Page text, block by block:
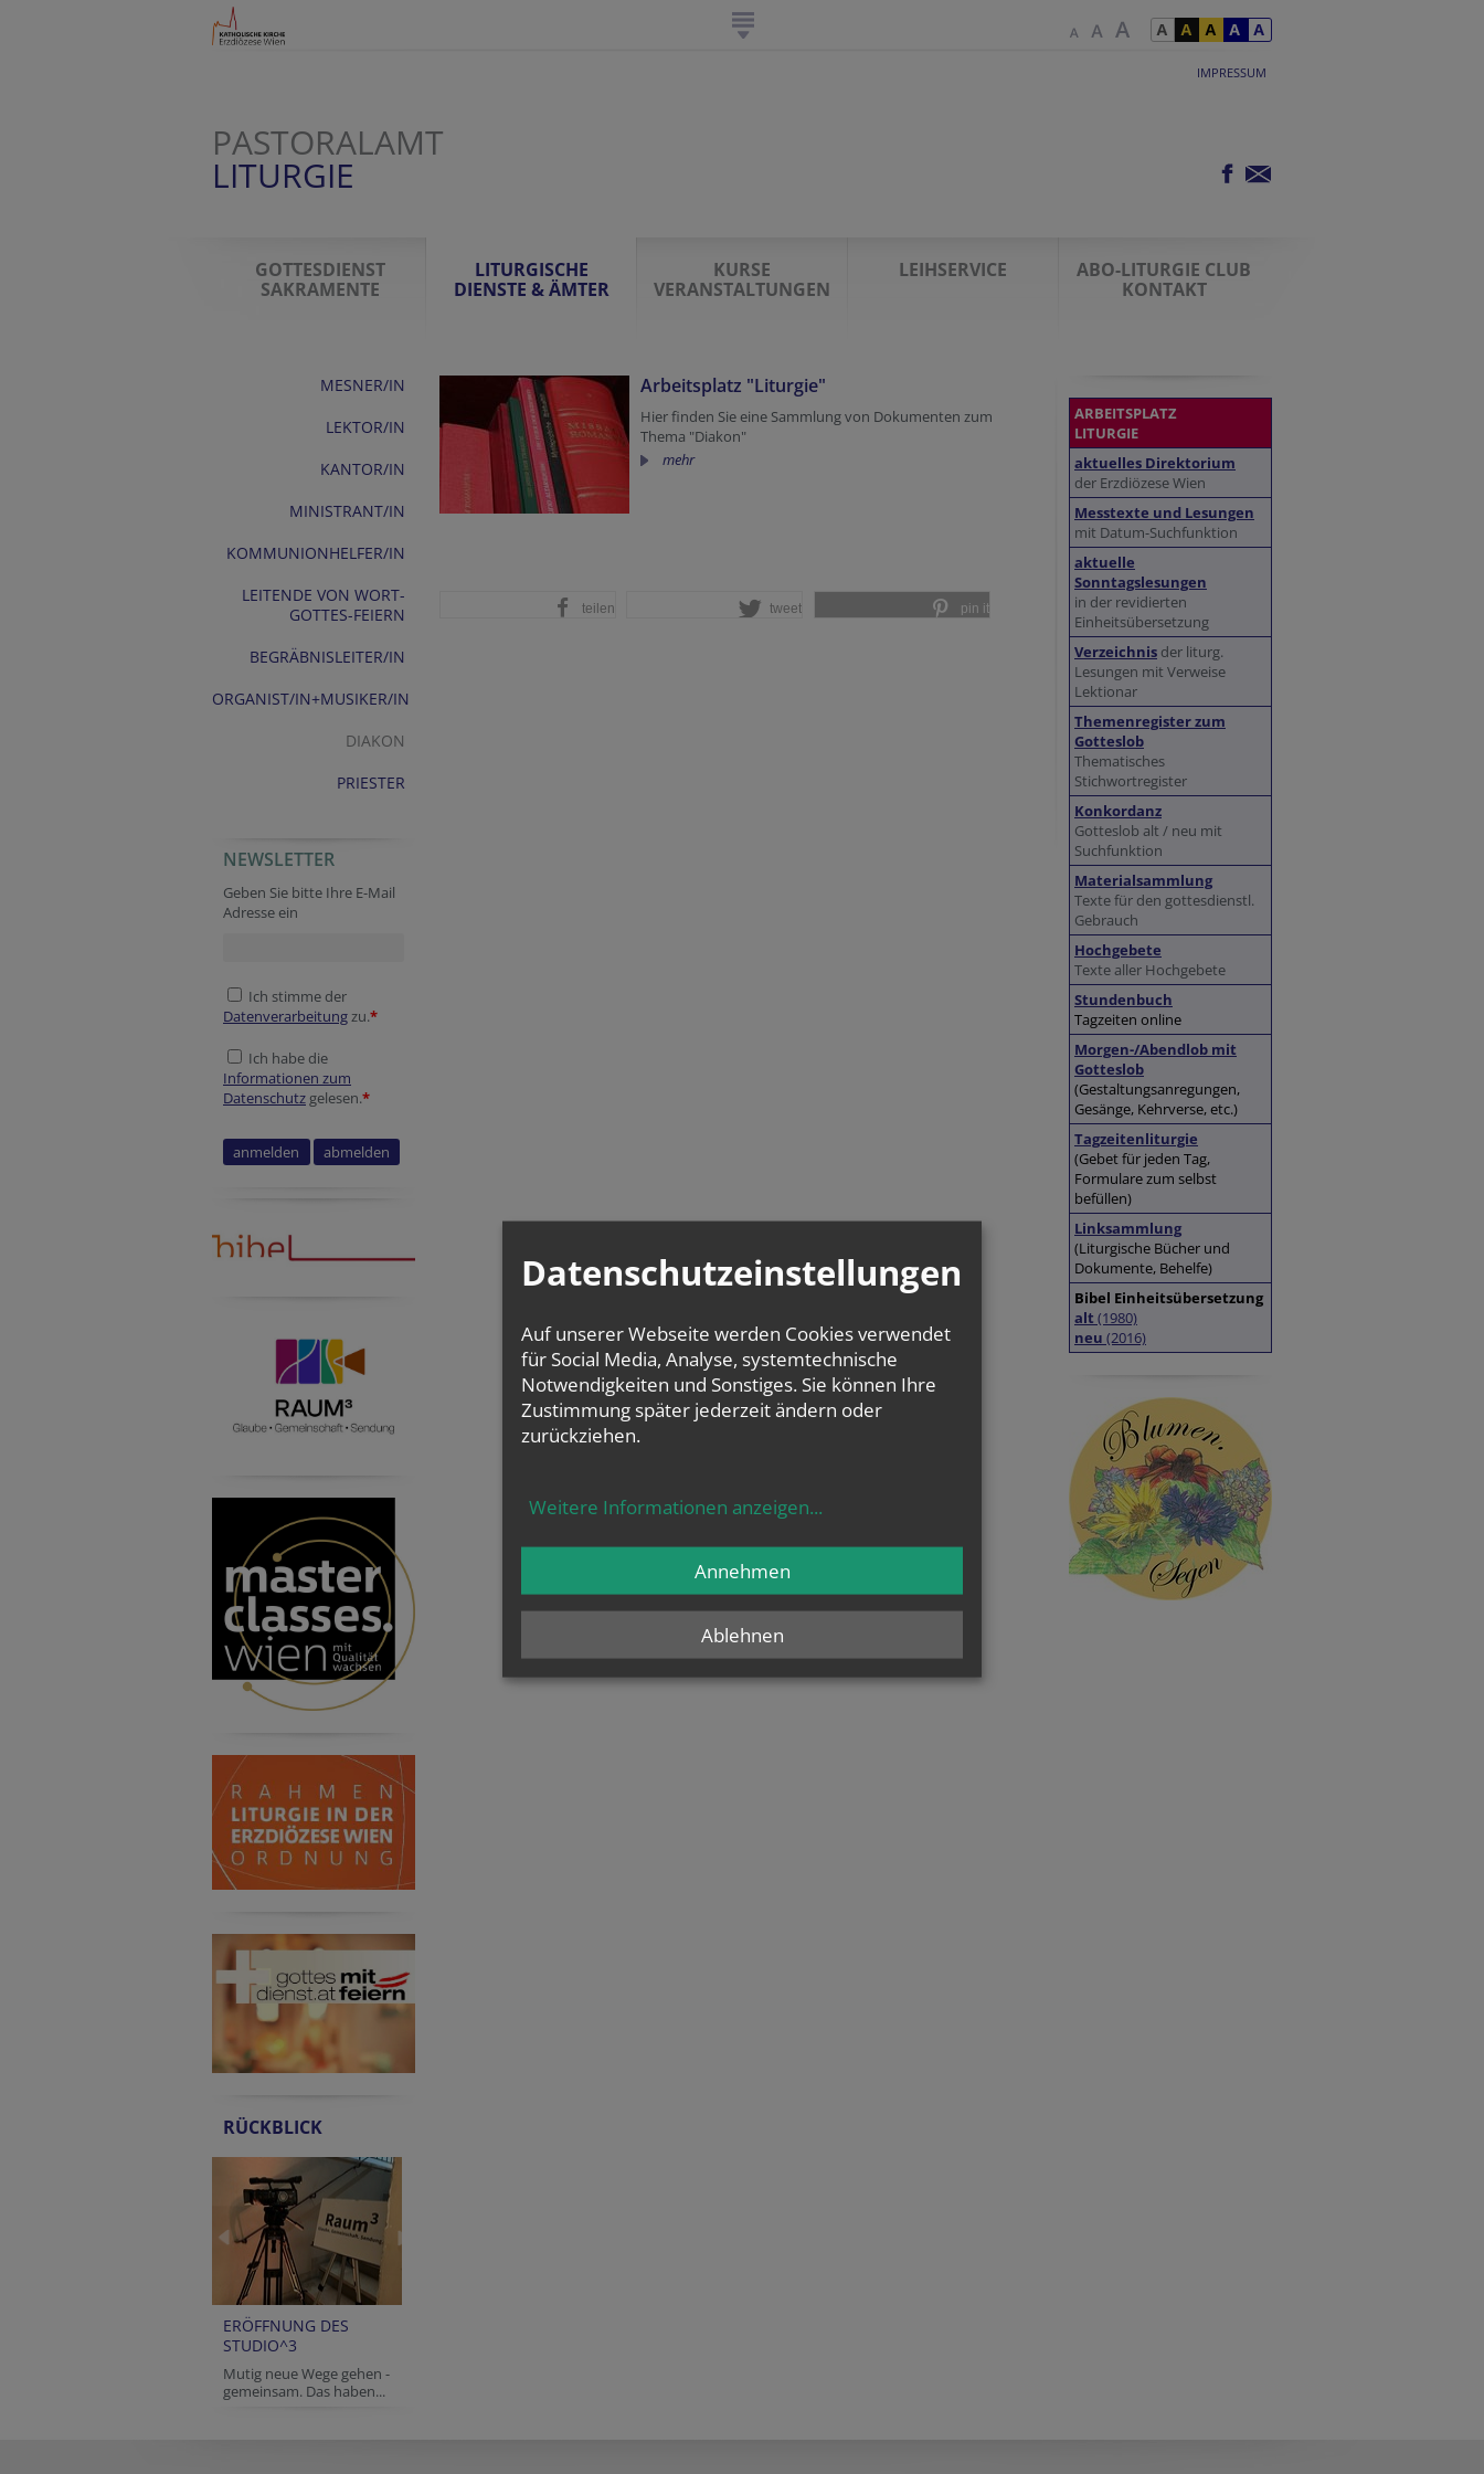
IMPRESSUM
PASTORALAMT
LITURGIE
GOTTESDIENST
SAKRAMENTE
LITURGISCHE
DIENSTE & ÄMTER
KURSE
VERANSTALTUNGEN
LEIHSERVICE
ABO-LITURGIE CLUB
KONTAKT
MESNER/IN
LEKTOR/IN
KANTOR/IN
MINISTRANT/IN
KOMMUNIONHELFER/IN
LEITENDE VON WORT-
GOTTES-FEIERN
BEGRÄBNISLEITER/IN
ORGANIST/IN+MUSIKER/IN
DIAKON
PRIESTER
NEWSLETTER
Geben Sie bitte Ihre E-Mail
Adresse ein
Ich stimme der
Datenverarbeitungzu.*
Ich habe die
Informationen zum
Datenschutz gelesen.*
RÜCKBLICK
ERÖFFNUNG DES
STUDIO^3
Mutig neue Wege gehen -
gemeinsam. Das haben...
Arbeitsplatz "Liturgie"
Hier finden Sie eine Sammlung von Dokumenten zum
Thema "Diakon"
mehr
teilen tweet pin it
ARBEITSPLATZ
LITURGIE
aktuelles Direktorium
der Erzdiözese Wien
Messtexte und Lesungen
mit Datum-Suchfunktion
aktuelle
Sonntagslesungen
in der revidierten
Einheitsübersetzung
Verzeichnis der liturg.
Lesungen mit Verweise
Lektionar
Themenregister zum
Gotteslob
Thematisches
Stichwortregister
Konkordanz
Gotteslob alt / neu mit
Suchfunktion
Materialsammlung
Texte für den gottesdienstl.
Gebrauch
Hochgebete
Texte aller Hochgebete
Stundenbuch
Tagzeiten online
Morgen-/Abendlob mit
Gotteslob
(Gestaltungsanregungen,
Gesänge, Kehrverse, etc.)
Tagzeitenliturgie
(Gebet für jeden Tag,
Formulare zum selbst
befüllen)
Linksammlung
(Liturgische Bücher und
Dokumente, Behelfe)
Bibel Einheitsübersetzung
alt (1980)
neu (2016)
Datenschutzeinstellungen
Auf unserer Webseite werden Cookies verwendet
für Social Media, Analyse, systemtechnische
Notwendigkeiten und Sonstiges. Sie können Ihre
Zustimmung später jederzeit ändern oder
zurückziehen.
Weitere Informationen anzeigen...
Ablehnen
Annehmen